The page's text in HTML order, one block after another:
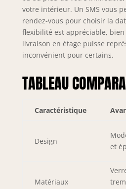
votre intérieur. Un SMS vous
rendez-vous pour choisir la
flexibilité est appréciable, bien
livraison en étage puisse
inconvénient pour certains.
TABLEAU
Caractéristique
Design
et
Matériaux